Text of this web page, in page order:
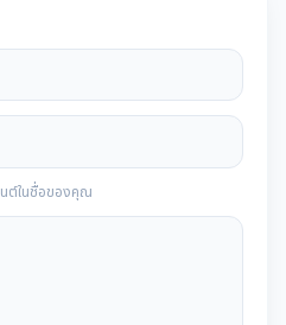
นต์ในชื่อของคุณ